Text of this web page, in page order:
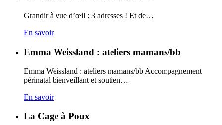
Grandir à vue d’œil : 3 adresses ! Et de…
En savoir
Emma Weissland : ateliers mamans/bb
Emma Weissland : ateliers mamans/bb Accompagnement
périnatal bienveillant et soutien…
En savoir
La Cage à Poux